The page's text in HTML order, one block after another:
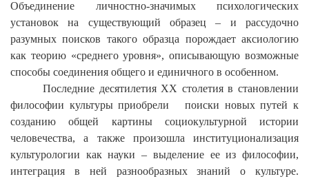
Объединение личностно-значимых психологических
установок на существующий образец – и рассудочно
разумных поисков такого образца порождает аксиологию
как теорию «среднего уровня», описывающую возможные
способы соединения общего и единичного в особенном.
Последние десятилетия XX столетия в становлении
философии культуры приобрели поиски новых путей к
созданию общей картины социокультурной истории
человечества, а также произошла институционализация
культурологии как науки – выделение ее из философии,
интеграция в ней разнообразных знаний о культуре.